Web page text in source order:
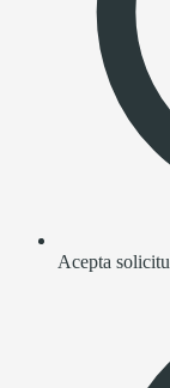
Acepta